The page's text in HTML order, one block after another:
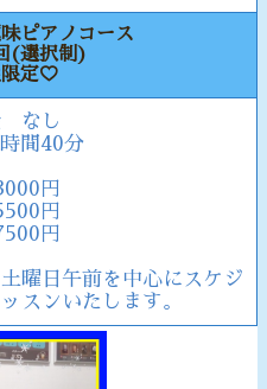
ピアノコース
(選択制)
定♡
なし
間40分
円
円
円
曜日午前を中心にスケジ
スンいたします。